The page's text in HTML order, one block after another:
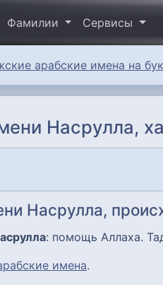
Фамилии Сервисы
арабские имена на
Насрулла,
Насрулла,
: помощь Аллаха.
имена.